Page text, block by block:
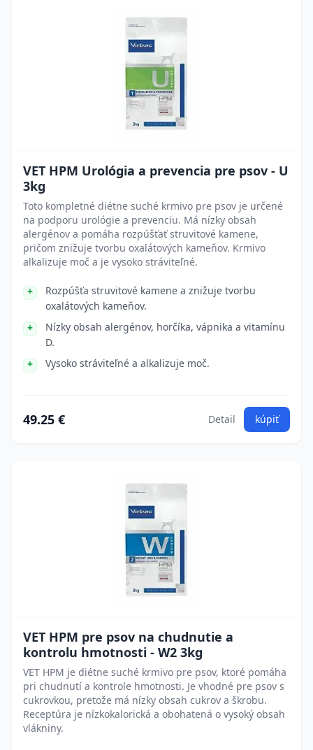
VET HPM Urológia a prevencia pre psov - U
3kg
Toto kompletné diétne suché krmivo pre psov je určené
na podporu urológie a prevenciu. Má nízky obsah
alergénov a pomáha rozpúšťať struvitové kamene,
pričom znižuje tvorbu oxalátových kameňov. Krmivo
alkalizuje moč a je vysoko stráviteľné.
Rozpúšťa struvitové kamene a znižuje tvorbu
oxalátových kameňov.
Nízky obsah alergénov, horčíka, vápnika a vitamínu
D.
Vysoko stráviteľné a alkalizuje moč.
49.25 € Detail kúpiť
VET HPM pre psov na chudnutie a
kontrolu hmotnosti - W2 3kg
VET HPM je diétne suché krmivo pre psov, ktoré pomáha
pri chudnutí a kontrole hmotnosti. Je vhodné pre psov s
cukrovkou, pretože má nízky obsah cukrov a škrobu.
Receptúra je nízkokalorická a obohatená o vysoký obsah
vlákniny.